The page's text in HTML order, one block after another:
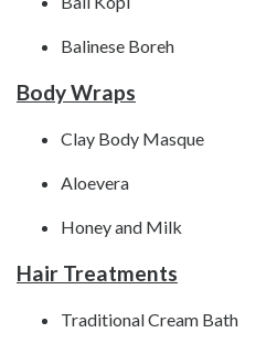
Balinese Boreh
Body Wraps
Clay Body Masque
Aloevera
Honey and Milk
Hair Treatments
Traditional Cream Bath